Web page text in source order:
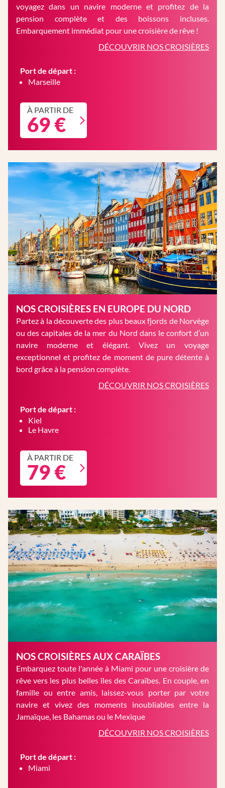
voyagez dans un navire moderne et profitez de la
pension complète et des boissons incluses.
Embarquement immédiat pour une croisière de rêve !
DÉCOUVRIR NOS CROISIÈRES
Port de départ :
Marseille
À PARTIR DE
69 €
NOS CROISIÈRES EN EUROPE DU NORD
Partez à la découverte des plus beaux fjords de Norvège
ou des capitales de la mer du Nord dans le confort d’un
navire moderne et élégant. Vivez un voyage
exceptionnel et profitez de moment de pure détente à
bord grâce à la pension complète.
DÉCOUVRIR NOS CROISIÈRES
Port de départ :
Kiel
Le Havre
À PARTIR DE
79 €
NOS CROISIÈRES AUX CARAÏBES
Embarquez toute l'année à Miami pour une croisière de
rêve vers les plus belles îles des Caraïbes. En couple, en
famille ou entre amis, laissez-vous porter par votre
navire et vivez des moments inoubliables entre la
Jamaïque, les Bahamas ou le Mexique
DÉCOUVRIR NOS CROISIÈRES
Port de départ :
Miami